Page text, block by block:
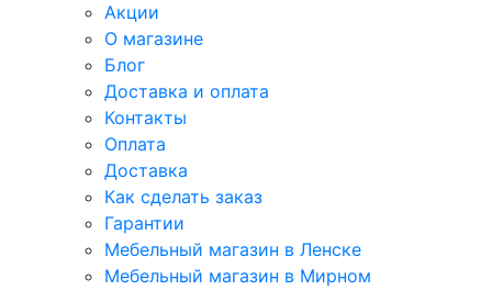
Акции
О магазине
Блог
Доставка и оплата
Контакты
Оплата
Доставка
Как сделать заказ
Гарантии
Мебельный магазин в Ленске
Мебельный магазин в Мирном